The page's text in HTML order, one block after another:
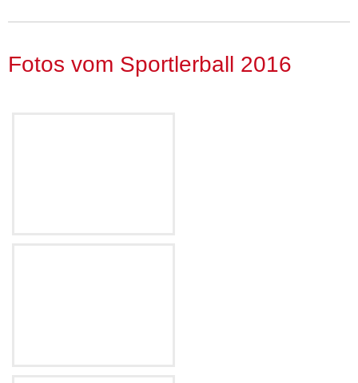
Fotos vom Sportlerball 2016